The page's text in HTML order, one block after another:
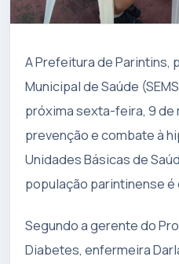
A Prefeitura de Parintins,
Municipal de Saúde
próxima sexta-feira, 9 de
prevenção e combate à
Unidades Básicas de
população parintinense
Segundo a gerente do
Diabetes, enfermeira